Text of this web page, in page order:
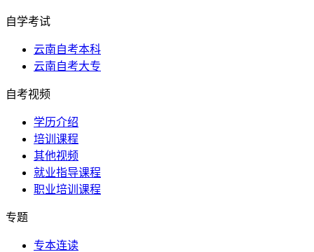
自学考试
云南自考本科
云南自考大专
自考视频
学历介绍
培训课程
其他视频
就业指导课程
职业培训课程
专题
专本连读